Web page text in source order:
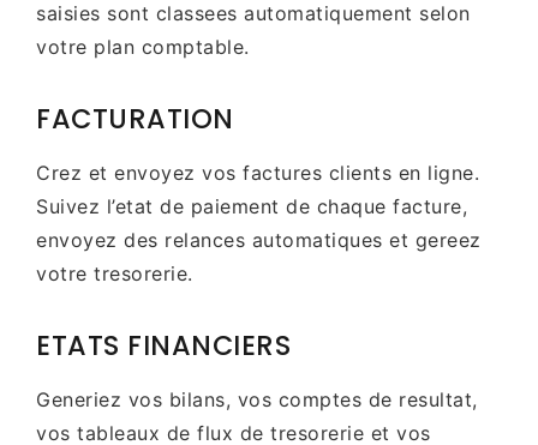
saisies sont classees automatiquement selon
votre plan comptable.
FACTURATION
Crez et envoyez vos factures clients en ligne.
Suivez l’etat de paiement de chaque facture,
envoyez des relances automatiques et gereez
votre tresorerie.
ETATS FINANCIERS
Generiez vos bilans, vos comptes de resultat,
vos tableaux de flux de tresorerie et vos